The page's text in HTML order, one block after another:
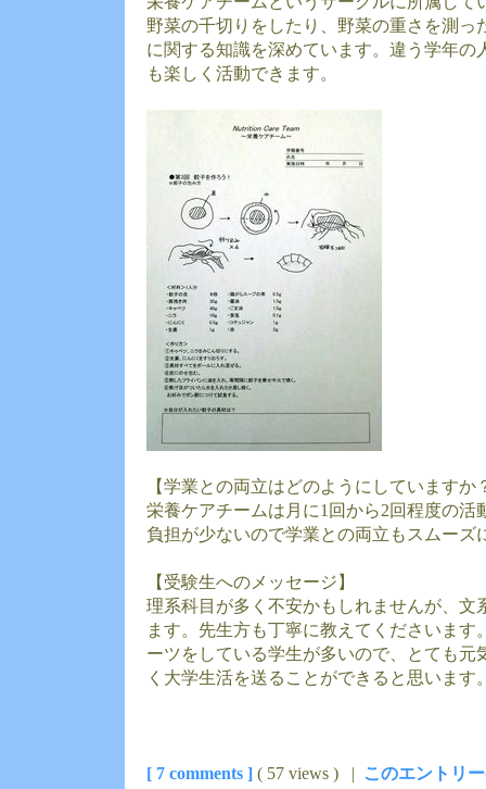
野菜の千切りをしたり、野菜の重さを測っ
に関する知識を深めています。違う学年の
も楽しく活動できます。
【学業との両立はどのようにしていますか
栄養ケアチームは月に1回から2回程度の活
負担が少ないので学業との両立もスムーズ
【受験生へのメッセージ】
理系科目が多く不安かもしれませんが、文
ます。先生方も丁寧に教えてくださいます
ーツをしている学生が多いので、とても元
く大学生活を送ることができると思います
[ 7 comments ] ( 57 views ) | このエントリ